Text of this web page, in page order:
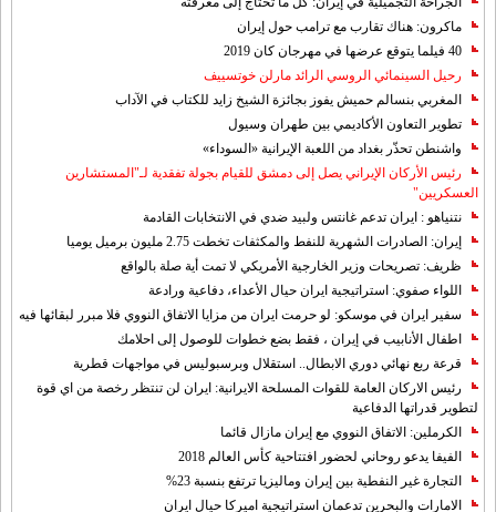
ماكرون: هناك تقارب مع ترامب حول إيران
40 فيلما يتوقع عرضها في مهرجان كان 2019
رحيل السينمائي الروسي الرائد مارلن خوتسييف
المغربي بنسالم حميش يفوز بجائزة الشيخ زايد للكتاب في الآداب
تطوير التعاون الأكاديمي بين طهران وسيول
واشنطن تحذّر بغداد من اللعبة الإيرانية «السوداء»
رئيس الأركان الإيراني يصل إلى دمشق للقيام بجولة تفقدية لـ"المستشارين
العسكريين"
نتنياهو : ايران تدعم غانتس ولبيد ضدي في الانتخابات القادمة
إيران: الصادرات الشهریة للنفط والمكثفات تخطت 2.75 مليون برميل يوميا
ظريف: تصريحات وزير الخارجية الأمريكي لا تمت أية صلة بالواقع
اللواء صفوي: استراتيجية ايران حيال الأعداء، دفاعية ورادعة
سفير ايران في موسكو: لو حرمت ايران من مزايا الاتفاق النووي فلا مبرر لبقائها فيه
اطفال الأنابيب في إيران ، فقط بضع خطوات للوصول إلى احلامك
قرعة ربع نهائي دوري الابطال.. استقلال وبرسبوليس في مواجهات قطرية
رئيس الاركان العامة للقوات المسلحة الايرانية: ايران لن تنتظر رخصة من اي قوة
لتطوير قدراتها الدفاعية
الكرملين: الاتفاق النووي مع إيران مازال قائما
الفيفا يدعو روحاني لحضور افتتاحية كأس العالم 2018
التجارة غیر النفطیة بین إیران ومالیزیا ترتفع بنسبة 23%
الامارات والبحرين تدعمان استراتيجية اميركا حيال ايران